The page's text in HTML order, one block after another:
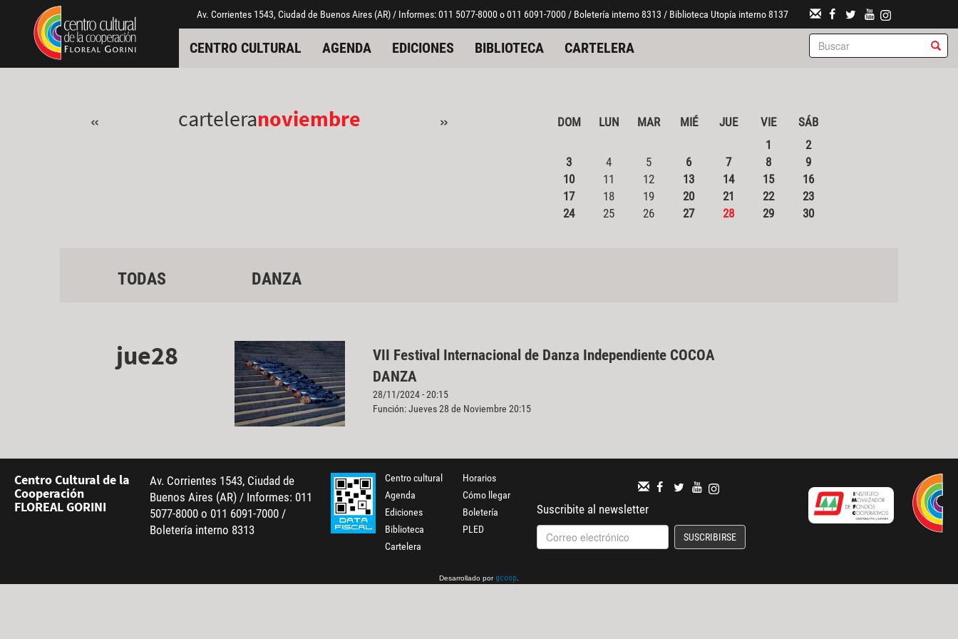
Pasar al contenido principal
Jump to main content Av. Corrientes 1543, Ciudad de Buenos Aires (AR) / Informes: 011 5077-8000 o 011 6091-7000 / Boletería interno 8313 / Biblioteca Utopía interno 8137
CENTRO CULTURAL AGENDA EDICIONES BIBLIOTECA CARTELERA
« carteleranoviembre » DOM LUN MAR MIÉ JUE VIE
SÁB
1
2
3
4 5 6 7 8
9
10
11 12 13 14 15
16
17
18 19 20 21 22
23
24
25 26 27 28 29 30
TODAS DANZA
jue28
VII Festival Internacional de Danza Independiente COCOA
DANZA
28/11/2024 - 20:15
Función: Jueves 28 de Noviembre 20:15
Centro Cultural de la
Cooperación
FLOREAL GORINI
Av. Corrientes 1543, Ciudad de
Buenos Aires (AR) / Informes: 011
5077-8000 o 011 6091-7000 /
Boletería interno 8313
Centro cultural
Agenda
Ediciones
Biblioteca
Cartelera
Horarios
Cómo llegar
Boletería
PLED
Suscribite al newsletter
SUSCRIBIRSE
Desarrollado por gcoop